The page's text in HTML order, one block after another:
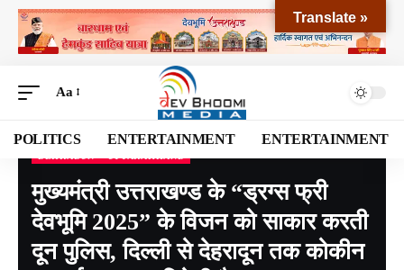
Aa
POLITICS ENTERTAINMENT ENTERTAINMENT
Devbhoomi Media >Blog>NATIONAL >UTTARAKHAND >DEHRADUN
मुख्यमंत्री उत्तराखण्ड के “ड्रग्स फ्री
देवभूमि 2025” के विजन को साकार करती
दून पुलिस, दिल्ली से देहरादून तक कोकीन
Translate »